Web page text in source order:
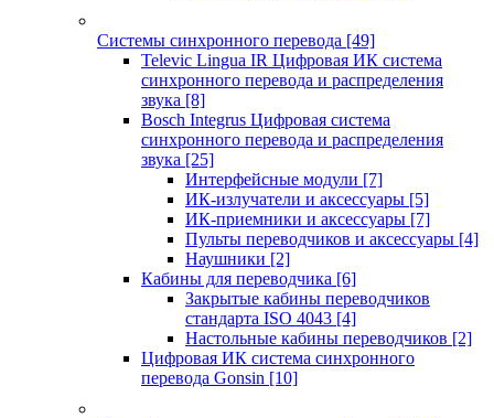
Системы синхронного перевода [49]
Televic Lingua IR Цифровая ИК система
синхронного перевода и распределения
звука [8]
Bosch Integrus Цифровая система
синхронного перевода и распределения
звука [25]
Интерфейсные модули [7]
ИК-излучатели и аксессуары [5]
ИК-приемники и аксессуары [7]
Пульты переводчиков и аксессуары [4]
Наушники [2]
Кабины для переводчика [6]
Закрытые кабины переводчиков
стандарта ISO 4043 [4]
Настольные кабины переводчиков [2]
Цифровая ИК система синхронного
перевода Gonsin [10]